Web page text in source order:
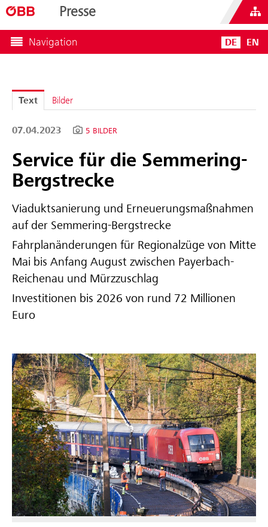
Presse
Navigation DE EN
Text Bilder
07.04.2023 5 BILDER
Service für die Semmering-
Bergstrecke
Viaduktsanierung und Erneuerungsmaßnahmen
auf der Semmering-Bergstrecke
Fahrplanänderungen für Regionalzüge von Mitte
Mai bis Anfang August zwischen Payerbach-
Reichenau und Mürzzuschlag
Investitionen bis 2026 von rund 72 Millionen
Euro